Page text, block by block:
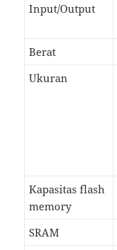
Input/Output
Berat
Ukuran
Kapasitas flash
memory
SRAM